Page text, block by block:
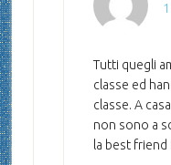
Tutti quegli
classe ed
classe. A
non sono a
la best friend